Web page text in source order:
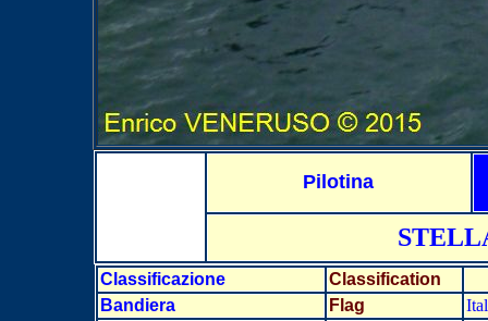
Pilotina
Classificazione
Classification
Bandiera
Flag